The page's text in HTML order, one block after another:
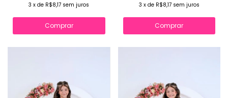
3 xde R$8,17 sem juros
Comprar
3 x de R$8,17 sem juros
Comprar